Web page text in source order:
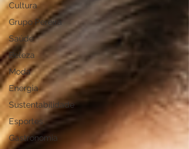
Cultura
Grupo Pereira
Saúde
Beleza
Moda
Energia
Sustentabilidade
Esportes
Gastronomia